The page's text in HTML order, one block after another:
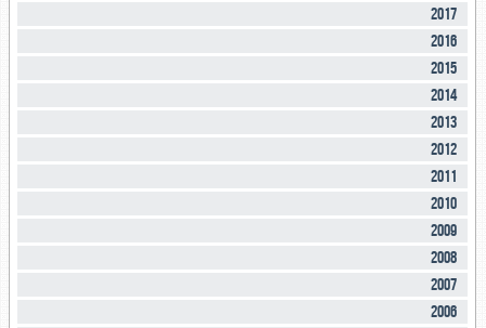
2017
2016
2015
2014
2013
2012
2011
2010
2009
2008
2007
2006